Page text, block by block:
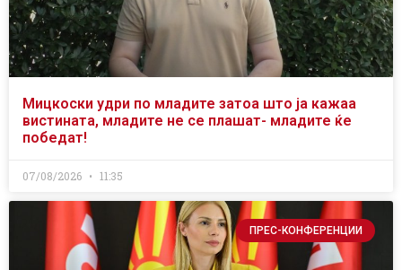
Мицкоски удри по младите затоа што ја кажаа
вистината, младите не се плашат- младите ќе
победат!
07/08/2026 11:35
ПРЕС-КОНФЕРЕНЦИИ